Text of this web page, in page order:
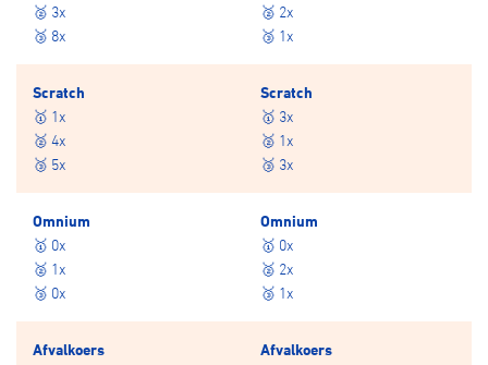
🥈 3x
🥉 8x
🥈 2x
🥉 1x
Scratch
🥇 1x
🥈 4x
🥉 5x
Scratch
🥇 3x
🥈 1x
🥉 3x
Omnium
🥇 0x
🥈 1x
🥉 0x
Omnium
🥇 0x
🥈 2x
🥉 1x
Afvalkoers
Afvalkoers